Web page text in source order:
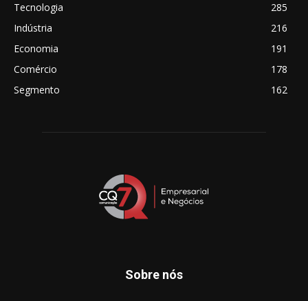
Tecnologia
285
Indústria
216
Economia
191
Comércio
178
Segmento
162
Sobre nós